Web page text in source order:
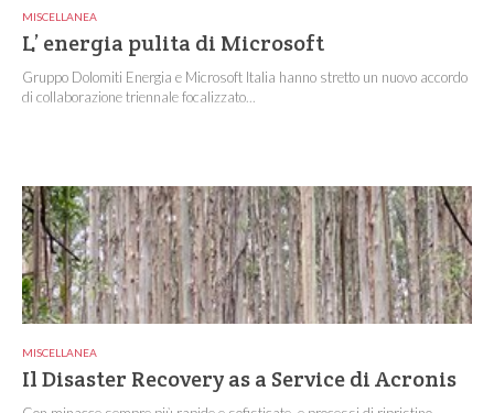
MISCELLANEA
L’ energia pulita di Microsoft
Gruppo Dolomiti Energia e Microsoft Italia hanno stretto un nuovo accordo
di collaborazione triennale focalizzato...
MISCELLANEA
Il Disaster Recovery as a Service di Acronis